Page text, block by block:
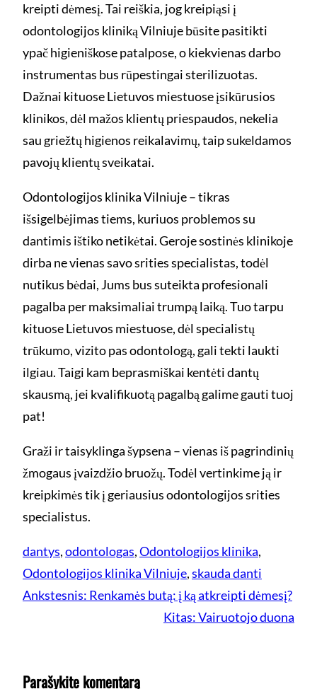
kreipti dėmesį. Tai reiškia, jog kreipiąsi į
odontologijos kliniką Vilniuje būsite pasitikti
ypač higieniškose patalpose, o kiekvienas darbo
instrumentas bus rūpestingai sterilizuotas.
Dažnai kituose Lietuvos miestuose įsikūrusios
klinikos, dėl mažos klientų priespaudos, nekelia
sau griežtų higienos reikalavimų, taip sukeldamos
pavojų klientų sveikatai.
Odontologijos klinika Vilniuje – tikras
išsigelbėjimas tiems, kuriuos problemos su
dantimis ištiko netikėtai. Geroje sostinės klinikoje
dirba ne vienas savo srities specialistas, todėl
nutikus bėdai, Jums bus suteikta profesionali
pagalba per maksimaliai trumpą laiką. Tuo tarpu
kituose Lietuvos miestuose, dėl specialistų
trūkumo, vizito pas odontologą, gali tekti laukti
ilgiau. Taigi kam beprasmiškai kentėti dantų
skausmą, jei kvalifikuotą pagalbą galime gauti tuoj
pat!
Graži ir taisyklinga šypsena – vienas iš pagrindinių
žmogaus įvaizdžio bruožų. Todėl vertinkime ją ir
kreipkimės tik į geriausius odontologijos srities
specialistus.
dantys, odontologas, Odontologijos klinika
Odontologijos klinika Vilniuje, skauda danti
Ankstesnis: Renkamės butą: į ką atkreipti dėmesį?
Kitas:Vairuotojo duona
Parašykite komentarą